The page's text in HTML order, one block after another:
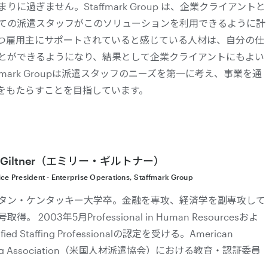
りに過ぎません。Staffmark Group は、企業クライアントと
の派遣スタッフがこのソリューションを利用できるように計
雇用主にサポートされていると感じている人材は、自分の仕
ができるようになり、結果として企業クライアントにもよい
Groupは派遣スタッフのニーズを第一に考え、事業を通
たらすことを目指しています。
（エミリー・ギルトナー）
President - Enterprise Operations, Staffmark Group
ン・ケンタッキー大学卒。金融を専攻、経済学を副専攻して
取得。 2003年5月Professional in Human Resourcesおよ
Staffing Professionalの認定を受ける。American
Association（米国人材派遣協会）における教育・認証委員